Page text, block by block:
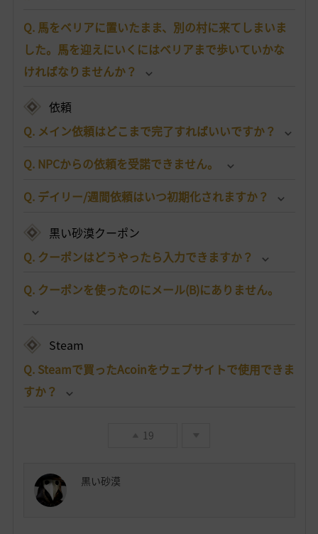
Q. 馬をベリアに置いたまま、別の村に来てしまいま
した。馬を迎えにいくにはベリアまで歩いていかな
ければなりませんか？
依頼
Q. メイン依頼はどこまで完了すればいいですか？
Q. NPCからの依頼を受諾できません。
Q. デイリー/週間依頼はいつ初期化されますか？
黒い砂漠クーポン
Q. クーポンはどうやったら入力できますか？
Q. クーポンを使ったのにメール(B)にありません。
Steam
Q. Steamで買ったAcoinをウェブサイトで使用できま
すか？
19
黒い砂漠